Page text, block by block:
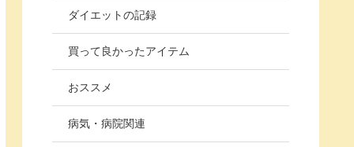
ダイエットの記録
買って良かったアイテム
おススメ
病気・病院関連